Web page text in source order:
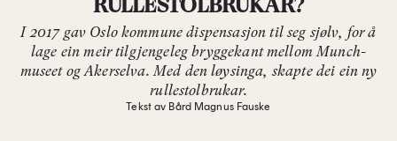
RULLESTOLBRUKAR?
I 2017 gav Oslo kommune dispensasjon til seg sjølv, for å
lage ein meir tilgjengeleg bryggekant mellom Munch-
museet og Akerselva. Med den løysinga, skapte dei ein ny
rullestolbrukar.
Tekst av Bård Magnus Fauske